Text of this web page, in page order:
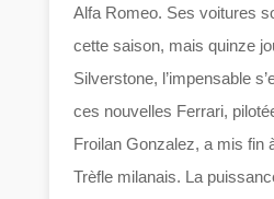
Alfa Romeo. Ses voitures
cette saison, mais quinze
Silverstone, l’impensable
ces nouvelles Ferrari,
Froilan Gonzalez, a mis fin
Trèfle milanais. La